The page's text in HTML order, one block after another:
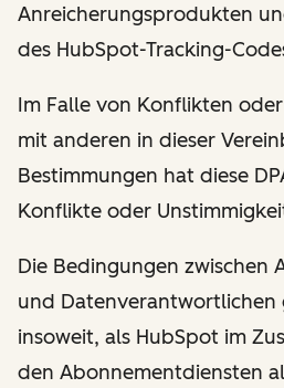
Anreicherungsprodukten
des HubSpot-Tracking-
Im Falle von Konflikten
mit anderen in dieser
Bestimmungen hat diese
Konflikte oder
Die Bedingungen zwischen
und Datenverantwortlichen
insoweit, als HubSpot im
den Abonnementdiensten